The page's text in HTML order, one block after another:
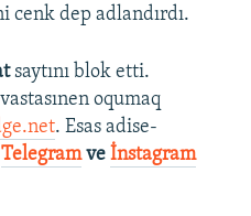
dep adlandırdı.
saytını blok etti.
oqumaq
. Esas adise-
Telegramve İnstagram